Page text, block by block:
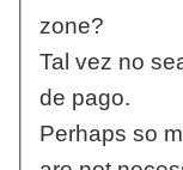
zone?
Tal vez no
de pago.
Perhaps so